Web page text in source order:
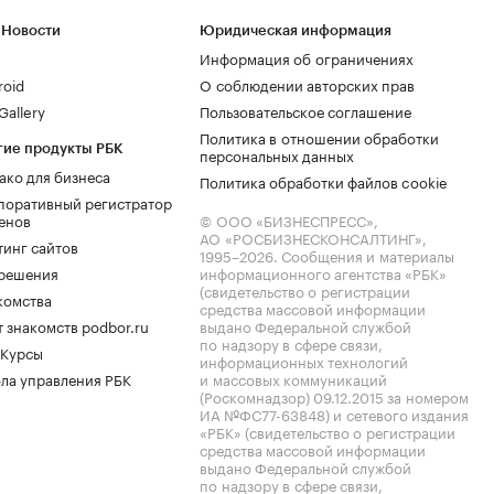
продукты РБК
для бизнеса
регистратор
сайтов
знакомств podbor.ru
управления РБК
Юридическая информация
Информация об ограничениях
О соблюдении авторских прав
Пользовательское соглашение
Политика в отношении обработки
персональных данных
Политика обработки файлов cookie
© ООО «БИЗНЕСПРЕСС»,
АО «РОСБИЗНЕСКОНСАЛТИНГ»,
1995–2026. Сообщения и материалы
информационного агентства «РБК»
(свидетельство о регистрации
средства массовой информации
выдано Федеральной службой
по надзору в сфере связи,
информационных технологий
и массовых коммуникаций
(Роскомнадзор) 09.12.2015 за номером
ИА №ФС77-63848) и сетевого издания
«РБК» (свидетельство о регистрации
средства массовой информации
выдано Федеральной службой
по надзору в сфере связи,